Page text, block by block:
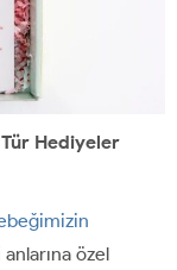
Hediyeler
özel